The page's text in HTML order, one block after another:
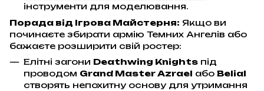
інструменти для моделювання.
Порада від Ігрова Майстерня: Якщо ви
починаєте збирати армію Темних Ангелів або
бажаєте розширити свій ростер:
Елітні загони Deathwing Knights під
проводом Grand Master Azrael або Belial
створять непохитну основу для утримання